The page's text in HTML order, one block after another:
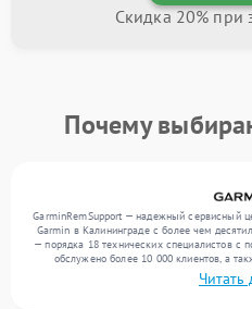
Скидка 20% при
Почему
GarminRemSupport — надежный сервисный
Garmin в Калининграде с более чем
— порядка 18 технических специалистов с
обслужено более 10 000 клиентов, а
превысило 12 000. Ежемесячно в
техники, включая , , . Мы беремся за
Читать